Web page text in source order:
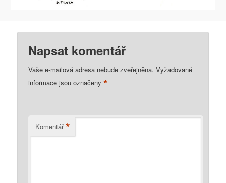
Napsat komentář
Vaše e-mailová adresa nebude zveřejněna. Vyžadované
informace jsou označeny*
Komentář *